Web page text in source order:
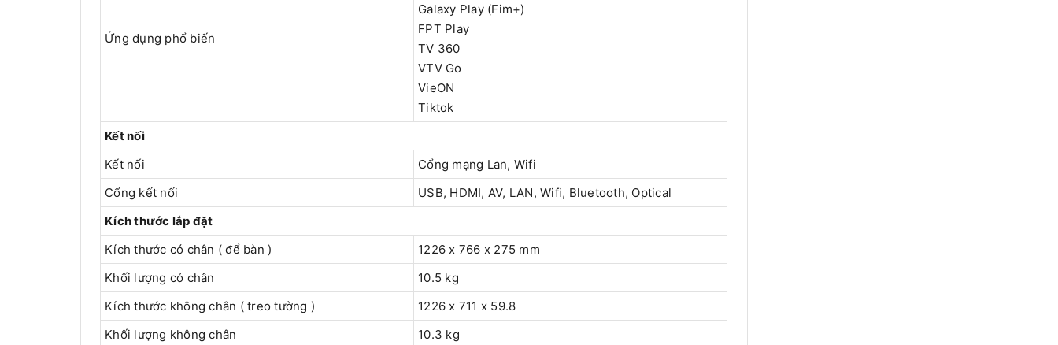
Ứng dụng phổ biến
Galaxy Play (Fim+)
FPT Play
TV 360
VTV Go
VieON
Tiktok
Kết nối
Kết nối
Cổng mạng Lan, Wifi
Cổng kết nối
USB, HDMI, AV, LAN, Wifi, Bluetooth, Optical
Kích thước lắp đặt
Kích thước có chân ( để bàn )
1226 x 766 x 275 mm
Khối lượng có chân
10.5 kg
Kích thước không chân ( treo tường )
1226 x 711 x 59.8
Khối lượng không chân
10.3 kg